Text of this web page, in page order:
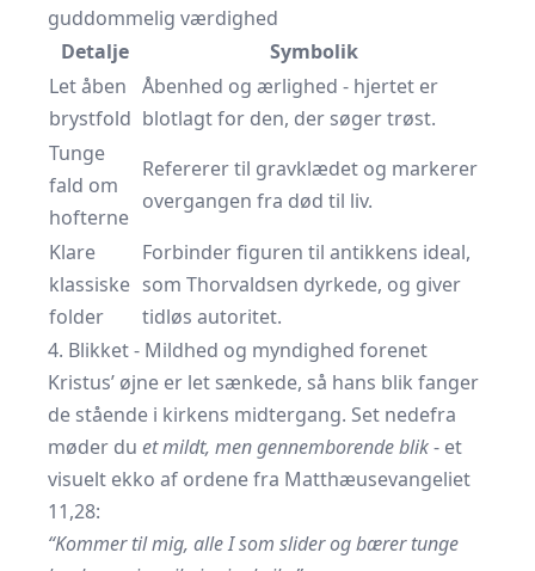
guddommelig værdighed
Detalje
Symbolik
Let åben
brystfold
Åbenhed og ærlighed - hjertet er
blotlagt for den, der søger trøst.
Tunge
fald om
hofterne
Refererer til gravklædet og markerer
overgangen fra død til liv.
Klare
klassiske
folder
Forbinder figuren til antikkens ideal,
som Thorvaldsen dyrkede, og giver
tidløs autoritet.
4. Blikket - Mildhed og myndighed forenet
Kristus’ øjne er let sænkede, så hans blik fanger
de stående i kirkens midtergang. Set nedefra
møder du et mildt, men gennemborende blik- et
visuelt ekko af ordene fra Matthæusevangeliet
11,28:
“Kommer til mig, alle I som slider og bærer tunge